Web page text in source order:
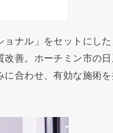
ナル」をセットにした
善。ホーチミン市の日
合わせ、有効な施術を